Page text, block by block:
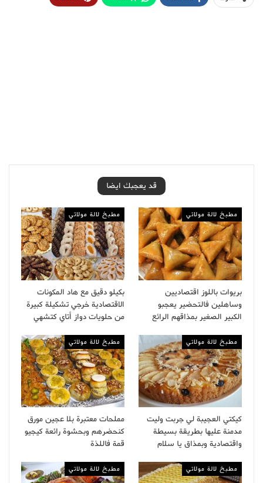
قد يعجبك ايضا
مطبخ لالة مولاتي
بريوات باللوز اقتصاديين
وساهلين فالتحضير يعجبو
الكبير الصغير بمذاقهم الرائع
مطبخ لالة مولاتي
بكيلو دقيق مع هاد المكونات
الاقتصادية خرجي تشكيلة كبيرة
من حلويات دواز أتاي كتشهي
مطبخ لالة مولاتي
كيكتي العجيبة لي جربت وليت
مدمنة عليها بطريقة بسيطة
واقتصادية وبمذاق يا سلام
مطبخ لالة مولاتي
مملحات معتبرة بلا عجين مورق
كنحضرهم وبحشوة رائعة كيجيو
قمة فاللذة
مطبخ لالة مولاتي مطبخ لالة مولاتي